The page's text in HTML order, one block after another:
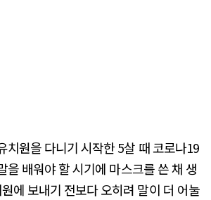
치원을 다니기 시작한 5살 때 코로나19
을 배워야 할 시기에 마스크를 쓴 채 생
에 보내기 전보다 오히려 말이 더 어눌